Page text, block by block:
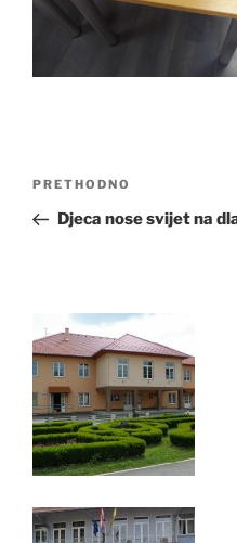
Navigacija
Prethodna
objava
PRETHODNO
Djeca nose svijet na